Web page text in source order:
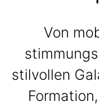
Von
stilvollen